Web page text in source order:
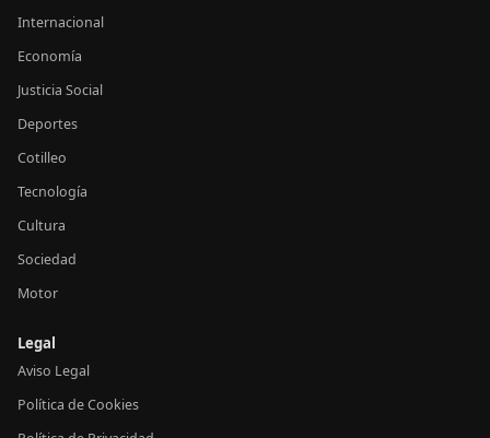
Internacional
Economía
Justicia Social
Deportes
Cotilleo
Tecnología
Cultura
Sociedad
Motor
Legal
Aviso Legal
Política de Cookies